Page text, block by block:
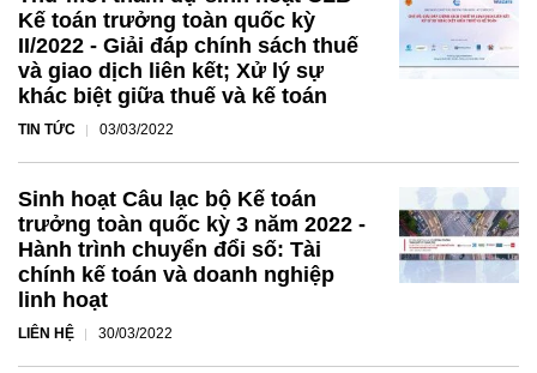
Kế toán trưởng toàn quốc kỳ
II/2022 - Giải đáp chính sách thuế
và giao dịch liên kết; Xử lý sự
khác biệt giữa thuế và kế toán
TIN TỨC 03/03/2022
Sinh hoạt Câu lạc bộ Kế toán
trưởng toàn quốc kỳ 3 năm 2022 -
Hành trình chuyển đổi số: Tài
chính kế toán và doanh nghiệp
linh hoạt
LIÊN HỆ 30/03/2022